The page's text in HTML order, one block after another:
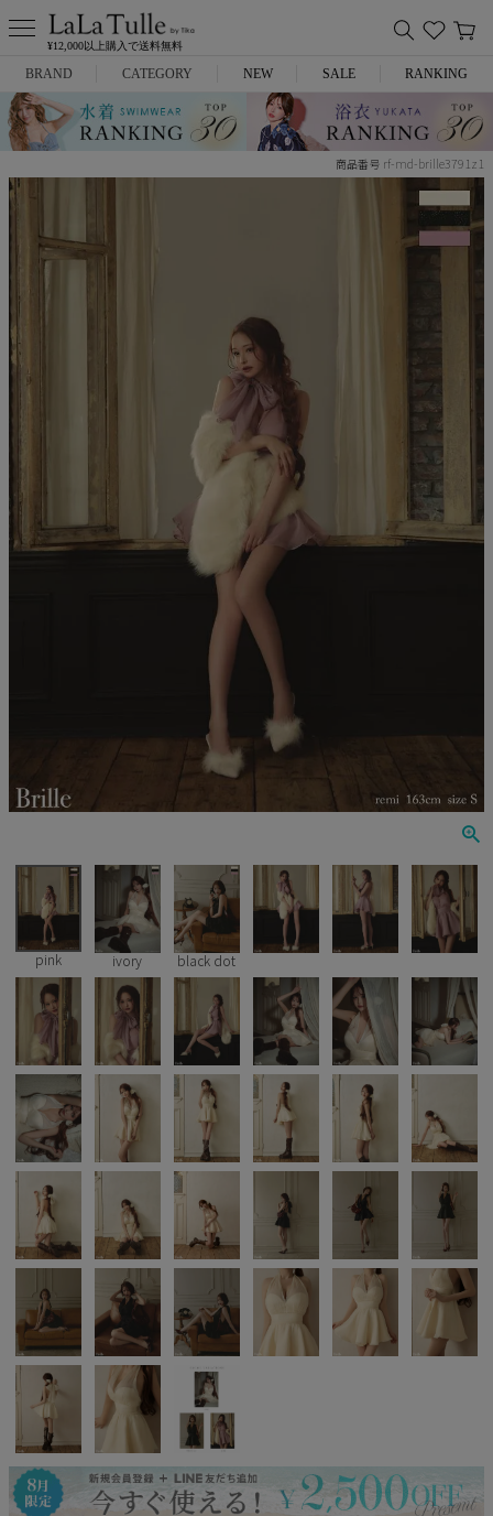
¥12,000以上購入で送料無料
BRAND
Anella
ANIER.
Veautt
PURESS
JENNNY
COMEX
Rechercher
Pleaser
CATEGORY
ミニドレス
アウター
ランジェリー
コスプレ
NEW SALE RANKING
商品番号 rf-md-brille3791z1
pink ivory black dot